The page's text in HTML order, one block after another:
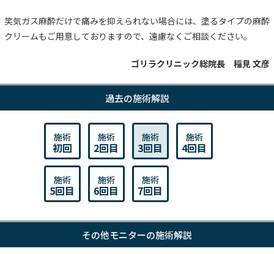
笑気ガス麻酔だけで痛みを抑えられない場合には、塗るタイプの麻酔
クリームもご用意しておりますので、遠慮なくご相談ください。
ゴリラクリニック総院長 稲見 文彦
過去の施術解説
施術
初回
施術
2回目
施術
3回目
施術
4回目
施術
5回目
施術
6回目
施術
7回目
その他モニターの施術解説